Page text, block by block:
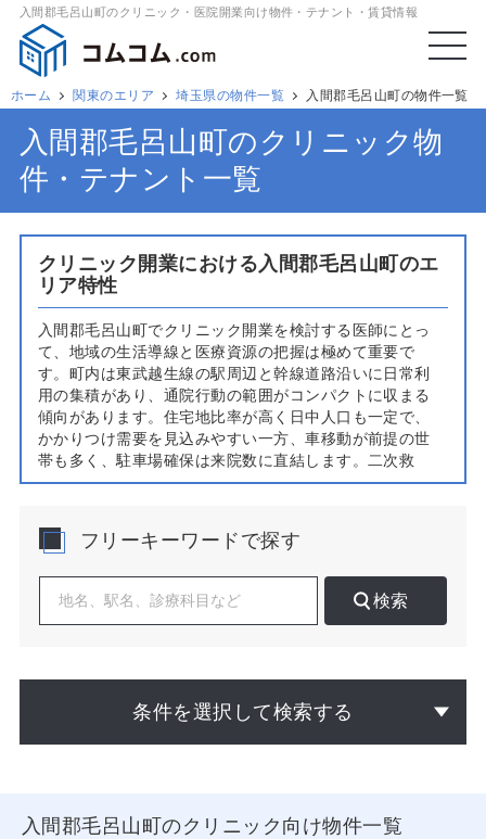
入間郡毛呂山町のクリニック・医院開業向け物件・テナント・賃貸情報
ホーム 関東のエリア 埼玉県の物件一覧 入間郡毛呂山町の物件一覧
入間郡毛呂山町のクリニック物
件・テナント一覧
クリニック開業における入間郡毛呂山町のエ
リア特性
入間郡毛呂山町でクリニック開業を検討する医師にとっ
て、地域の生活導線と医療資源の把握は極めて重要で
す。町内は東武越生線の駅周辺と幹線道路沿いに日常利
用の集積があり、通院行動の範囲がコンパクトに収まる
傾向があります。住宅地比率が高く日中人口も一定で、
かかりつけ需要を見込みやすい一方、車移動が前提の世
帯も多く、駐車場確保は来院数に直結します。二次救
急・高度急性期を担う基幹施設が近隣に所在し、紹介・
です。内科、整形外科、皮膚科、耳鼻咽喉科、リハなど
一次・準二次の外来領域は住民ニーズと親和性が高く、
一定の需要が見込めます。小児は曜日・時間帯の偏りを
踏まえた運営設計が鍵となります。既存クリニックの分
に固めると、物件選定の精度が上がります。調剤薬局の
配置や競合との距離、訪問診療の拠点性も併せて検討す
ると導線のロスが減ります。医療ビルの場合はフロア動
線、エレベーター待ち時間、共用部の清潔感が集患に影
電力容量、空調ゾーニング、遮音、床荷重、バリアフリ
フリーキーワードで探す
検索
条件を選択して検索する
入間郡毛呂山町のクリニック向け物件一覧